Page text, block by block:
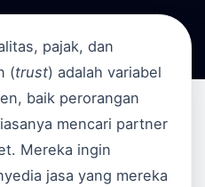
pajak, dan
(trust) adalah variabel
baik perorangan
mencari partner
Mereka ingin
jasa yang mereka